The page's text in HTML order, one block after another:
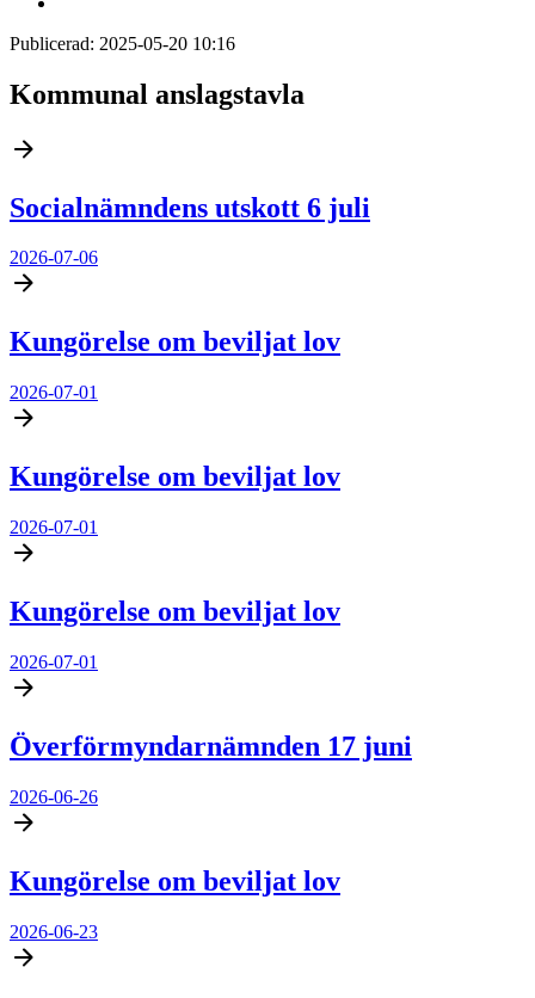
Publicerad: 2025-05-20 10:16
Kommunal anslagstavla
Socialnämndens utskott 6 juli
2026-07-06
Kungörelse om beviljat lov
2026-07-01
Kungörelse om beviljat lov
2026-07-01
Kungörelse om beviljat lov
2026-07-01
Överförmyndarnämnden 17 juni
2026-06-26
Kungörelse om beviljat lov
2026-06-23